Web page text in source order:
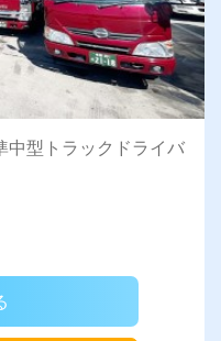
中型トラックドライバ